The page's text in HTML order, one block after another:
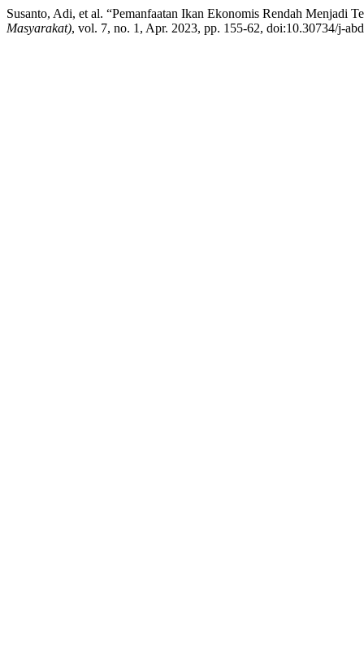
Susanto, Adi, et al. “Pemanfaatan Ikan Ekonomis Rendah Menjadi
Masyarakat), vol. 7, no. 1, Apr. 2023, pp. 155-62, doi:10.30734/j-